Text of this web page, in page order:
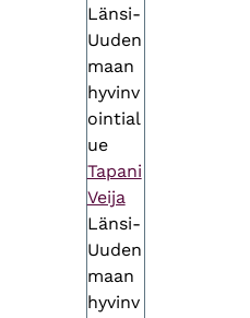
Länsi-
Uuden
maan
hyvinv
ointial
ue
Tapani
Veija
Länsi-
Uuden
maan
hyvinv